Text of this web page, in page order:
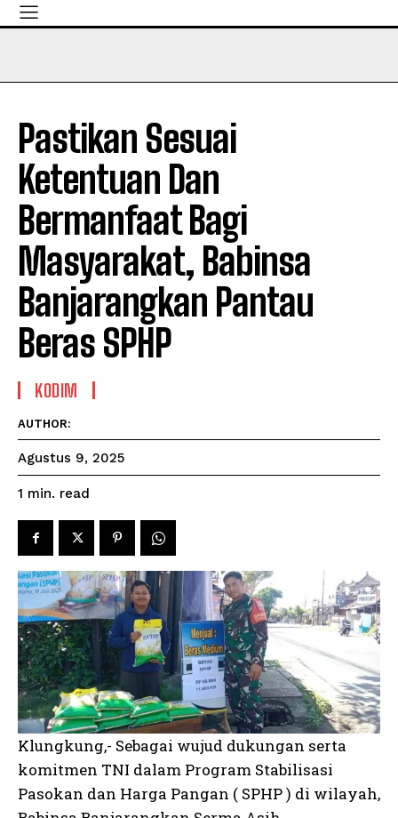
Pastikan Sesuai
Ketentuan Dan
Bermanfaat Bagi
Masyarakat, Babinsa
Banjarangkan Pantau
Beras SPHP
KODIM
AUTHOR:
Agustus 9, 2025
1 min. read
Klungkung,- Sebagai wujud dukungan serta
komitmen TNI dalam Program Stabilisasi
Pasokan dan Harga Pangan ( SPHP ) di wilayah,